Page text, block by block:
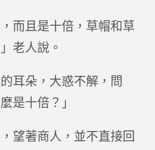
而且是十倍，草帽和草
老人說。
耳朵，大惑不解，問
是十倍？」
望著商人，並不直接回